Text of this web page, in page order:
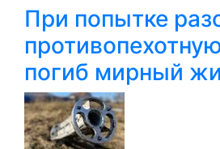
При попытке
погиб мирный